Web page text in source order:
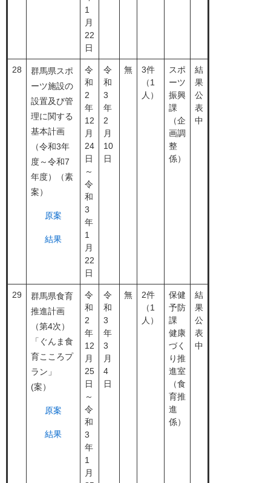
1
月
22
日
28
群馬県スポ
ーツ施設の
設置及び管
理に関する
基本計画
（令和3年
度～令和7
年度）（素
案）
原案
結果
令
和
2
年
12
月
24
日
～
令
和
3
年
1
月
22
日
令
和
3
年
2
月
10
日
無
3件
（1
人）
スポ
ーツ
振興
課
（企
画調
整
係）
結
果
公
表
中
29
群馬県食育
推進計画
（第4次）
「ぐんま食
育こころプ
ラン」
(案）
原案
結果
令
和
2
年
12
月
25
日
～
令
和
3
年
1
月
令
和
3
年
3
月
4
日
無
2件
（1
人）
保健
予防
課
健康
づく
り推
進室
（食
育推
進
係）
結
果
公
表
中